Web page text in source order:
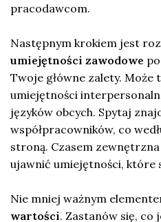
pracodawcom.
Następnym krokiem jest
umiejętności zawodowe
Twoje główne zalety. Może
umiejętności
języków obcych. Spytaj
współpracowników, co
stroną. Czasem
ujawnić umiejętności, które
Nie mniej ważnym
wartości. Zastanów się, co